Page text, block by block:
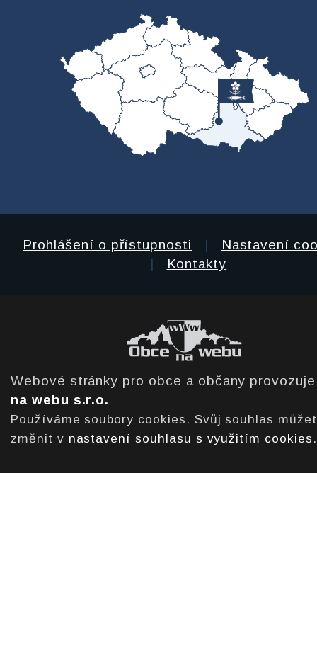
Prohlášení o přístupnosti |
Nastavení
|
Kontakty
Webové stránky pro obce a občany
na webu s.r.o.
Používáme soubory cookies. Svůj souhlas
změnit v nastavení souhlasu s využitím cookies .